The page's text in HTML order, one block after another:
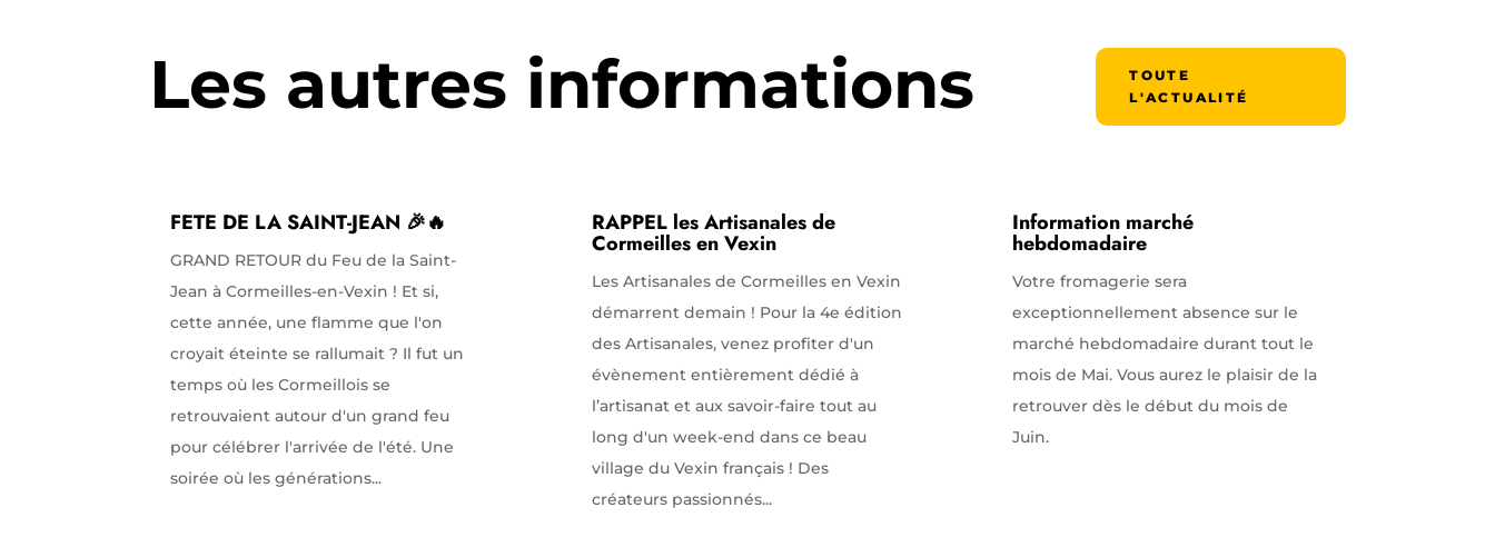
Les autres informations
TOUTE
L'ACTUALITÉ
FETE DE LA SAINT-JEAN 🎉🔥
GRAND RETOUR du Feu de la Saint-
Jean à Cormeilles-en-Vexin ! Et si,
cette année, une flamme que l'on
croyait éteinte se rallumait ? Il fut un
temps où les Cormeillois se
retrouvaient autour d'un grand feu
pour célébrer l'arrivée de l'été. Une
soirée où les générations...
RAPPEL les Artisanales de
Cormeilles en Vexin
Les Artisanales de Cormeilles en Vexin
démarrent demain ! Pour la 4e édition
des Artisanales, venez profiter d'un
évènement entièrement dédié à
l’artisanat et aux savoir-faire tout au
long d'un week-end dans ce beau
village du Vexin français ! Des
créateurs passionnés...
Information marché
hebdomadaire
Votre fromagerie sera
exceptionnellement absence sur le
marché hebdomadaire durant tout le
mois de Mai. Vous aurez le plaisir de la
retrouver dès le début du mois de
Juin.